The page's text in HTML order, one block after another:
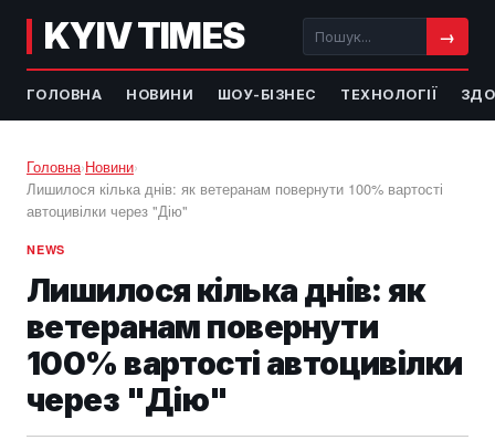
KYIV TIMES →
ГОЛОВНА НОВИНИ ШОУ-БІЗНЕС ТЕХНОЛОГІЇ
Головна›Новини›
Лишилося кілька днів: як ветеранам повернути 100% вартості
автоцивілки через "Дію"
NEWS
Лишилося кілька днів: як
ветеранам повернути
100% вартості автоцивілки
через "Дію"